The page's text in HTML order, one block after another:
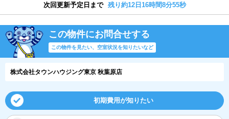
次回更新予定日まで 残り約12日16時間8分55秒
この物件にお問合せする
この物件を見たい、空室状況を知りたいなど
株式会社タウンハウジング東京 秋葉原店
初期費用が知りたい